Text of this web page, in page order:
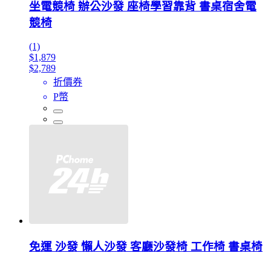
坐電競椅 辦公沙發 座椅學習靠背 書桌宿舍電
競椅
(1)
$1,879
$2,789
折價券
P幣
免運 沙發 懶人沙發 客廳沙發椅 工作椅 書桌椅